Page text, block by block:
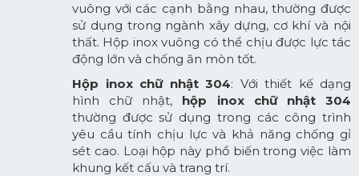
vuông với các cạnh bằng nhau, thường được
sử dụng trong ngành xây dựng, cơ khí và nội
thất. Hộp inox vuông có thể chịu được lực tác
động lớn và chống ăn mòn tốt.
Hộp inox chữ nhật 304: Với thiết kế dạng
hình chữ nhật, hộp inox chữ nhật 304
thường được sử dụng trong các công trình
yêu cầu tính chịu lực và khả năng chống gỉ
sét cao. Loại hộp này phổ biến trong việc làm
khung kết cấu và trang trí.